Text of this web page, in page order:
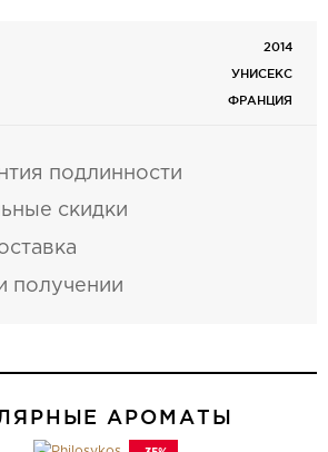
2014
УНИСЕКС
ФРАНЦИЯ
подлинности
скидки
получении
АРОМАТЫ